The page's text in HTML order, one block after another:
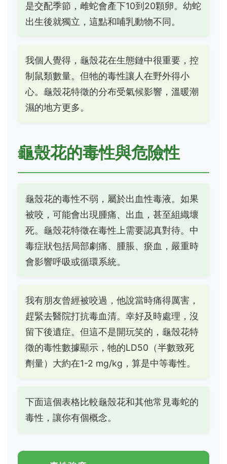
是交配季節，雌蛇會產下10到20顆卵。幼蛇
出生後就獨立，這點和哺乳動物不同。
我個人覺得，龜殼花在生態鏈中很重要，控
制鼠類數量。但牠的毒性讓人在野外得小
心。龜殼花特徵的分布受氣候影響，溫暖潮
濕的地方更多。
龜殼花的毒性與危險性
龜殼花的毒性不弱，屬於出血性毒液。如果
被咬，可能會出現腫痛、出血，甚至組織壞
死。龜殼花特徵在毒性上需要認真對待。中
毒症狀包括局部劇痛、腫脹、瘀血，嚴重時
會影響呼吸或循環系統。
我有朋友曾經被咬過，他說當時痛得厲害，
趕緊去醫院打抗毒血清。幸好及時處理，沒
留下後遺症。但這不是開玩笑的，龜殼花特
徵的毒性數據顯示，牠的LD50（半數致死
劑量）大約在1-2 mg/kg，算是中等毒性。
下面這個表格比較龜殼花和其他常見毒蛇的
毒性，讓你有個概念。